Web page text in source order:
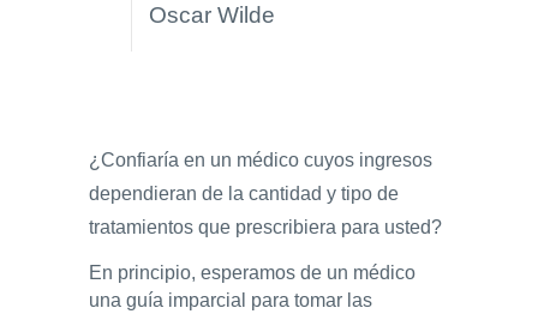
Oscar Wilde
¿Confiaría en un médico cuyos ingresos
dependieran de la cantidad y tipo de
tratamientos que prescribiera para usted?
En principio, esperamos de un médico
una guía imparcial para tomar las